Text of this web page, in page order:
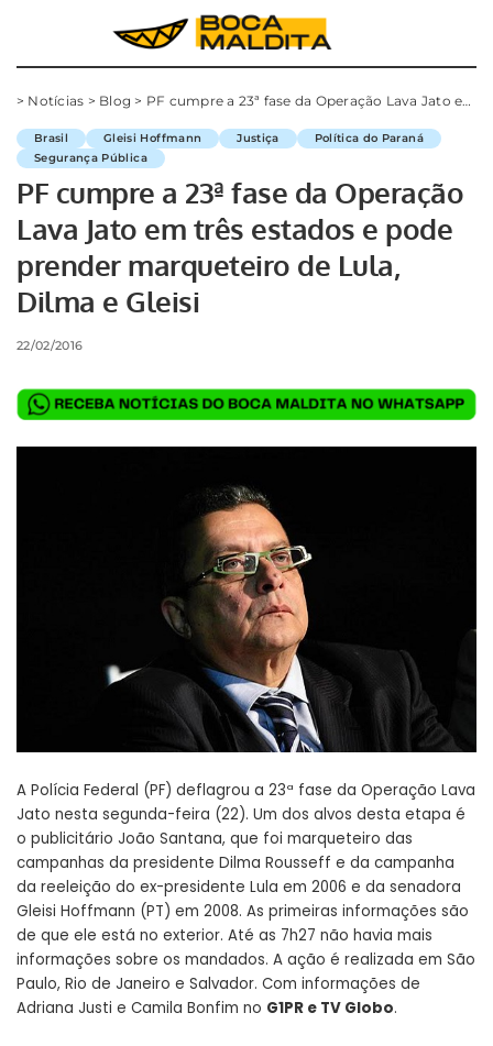
> Notícias > Blog > PF cumpre a 23ª fase da Operação Lava Jato em três estados e pode prender marqueteiro de Lula, Dilma e Gleisi
Brasil Gleisi Hoffmann Justiça
Política do Paraná
Segurança Pública
PF cumpre a 23ª fase da Operação
Lava Jato em três estados e pode
prender marqueteiro de Lula,
Dilma e Gleisi
22/02/2016
A Polícia Federal (PF) deflagrou a 23ª fase da Operação Lava
Jato nesta segunda-feira (22). Um dos alvos desta etapa é
o publicitário João Santana, que foi marqueteiro das
campanhas da presidente Dilma Rousseff e da campanha
da reeleição do ex-presidente Lula em 2006 e da senadora
Gleisi Hoffmann (PT) em 2008. As primeiras informações são
de que ele está no exterior. Até as 7h27 não havia mais
informações sobre os mandados. A ação é realizada em São
Paulo, Rio de Janeiro e Salvador. Com informações de
Adriana Justi e Camila Bonfim no G1PR e TV Globo.